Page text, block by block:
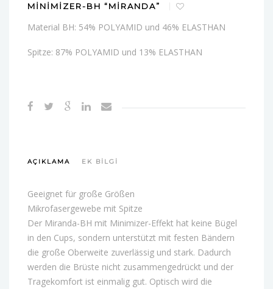
MINIMIZER-BH “MIRANDA”
Material BH: 54% POLYAMID und 46% ELASTHAN
Spitze: 87% POLYAMID und 13% ELASTHAN
AÇIKLAMA EK BILGI
Geeignet für große Größen
Mikrofasergewebe mit Spitze
Der Miranda-BH mit Minimizer-Effekt hat keine Bügel
in den Cups, sondern unterstützt mit festen Bändern
die große Oberweite zuverlässig und stark. Dadurch
werden die Brüste nicht zusammengedrückt und der
Tragekomfort ist einmalig gut. Optisch wird die